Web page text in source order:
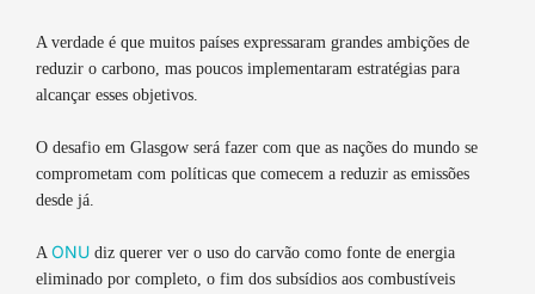
A verdade é que muitos países expressaram grandes ambições de
reduzir o carbono, mas poucos implementaram estratégias para
alcançar esses objetivos.
O desafio em Glasgow será fazer com que as nações do mundo se
comprometam com políticas que comecem a reduzir as emissões
desde já.
A ONU diz querer ver o uso do carvão como fonte de energia
eliminado por completo, o fim dos subsídios aos combustíveis